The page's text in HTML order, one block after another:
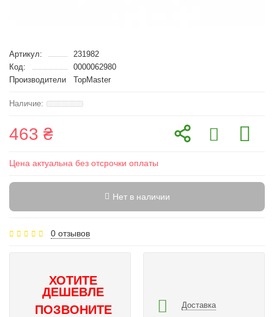
Артикул:
231982
Код:
0000062980
Производители
TopMaster
463 ₴
Цена актуальна без отсрочки оплаты
Нет в наличии
0 отзывов
ХОТИТЕ
ДЕШЕВЛЕ
ПОЗВОНИТЕ
Доставка